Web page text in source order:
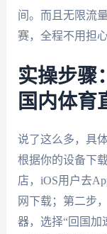
间。而且无限流
赛，全程不用担
实操步骤
国内体育
说了这么多，具
根据你的设备下
店，iOS用户去
网下载；第二步
器，选择“回国加